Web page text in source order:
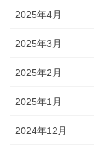
2025年4月
2025年3月
2025年2月
2025年1月
2024年12月